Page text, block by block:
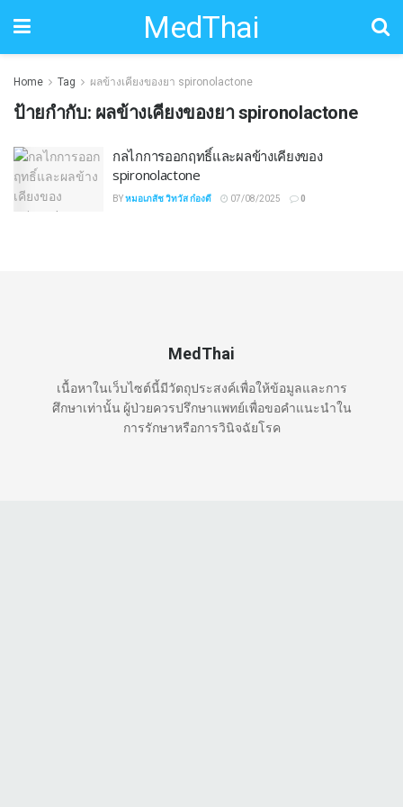
MedThai
Home Tag ผลข้างเคียงของยา spironolactone
ป้ายกำกับ: ผลข้างเคียงของยา spironolactone
กลไกการออกฤทธิ์และผลข้างเคียงของ
spironolactone
BYหมอเภสัช วิทวัส ก๋องดี 07/08/2025 0
MedThai
เนื้อหาในเว็บไซต์นี้มีวัตถุประสงค์เพื่อให้ข้อมูลและการ
ศึกษาเท่านั้น ผู้ป่วยควรปรึกษาแพทย์เพื่อขอคำแนะนำใน
การรักษาหรือการวินิจฉัยโรค